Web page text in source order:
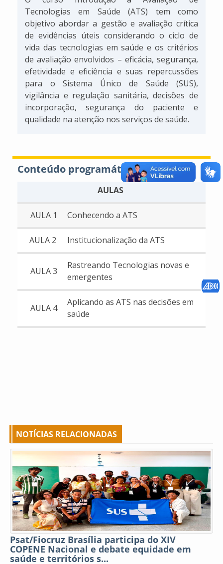
Tecnologias em Saúde (ATS) tem como
objetivo abordar a gestão e avaliação crítica
de evidências úteis considerando o ciclo de
vida das tecnologias em saúde e os critérios
de avaliação envolvidos – eficácia, segurança,
efetividade e eficiência e suas repercussões
para o Sistema Único de Saúde (SUS),
vigilância e regulação sanitária, decisões de
incorporação, segurança do paciente e
qualidade na atenção nos serviços de saúde.
Conteúdo programático
AULAS
AULA 1 Conhecendo a ATS
AULA 2 Institucionalização da ATS
AULA 3
Rastreando Tecnologias novas e
emergentes
AULA 4
Aplicando as ATS nas decisões em
saúde
NOTÍCIAS RELACIONADAS
Psat/Fiocruz Brasília participa do XIV
COPENE Nacional e debate equidade em
saúde e territórios s...